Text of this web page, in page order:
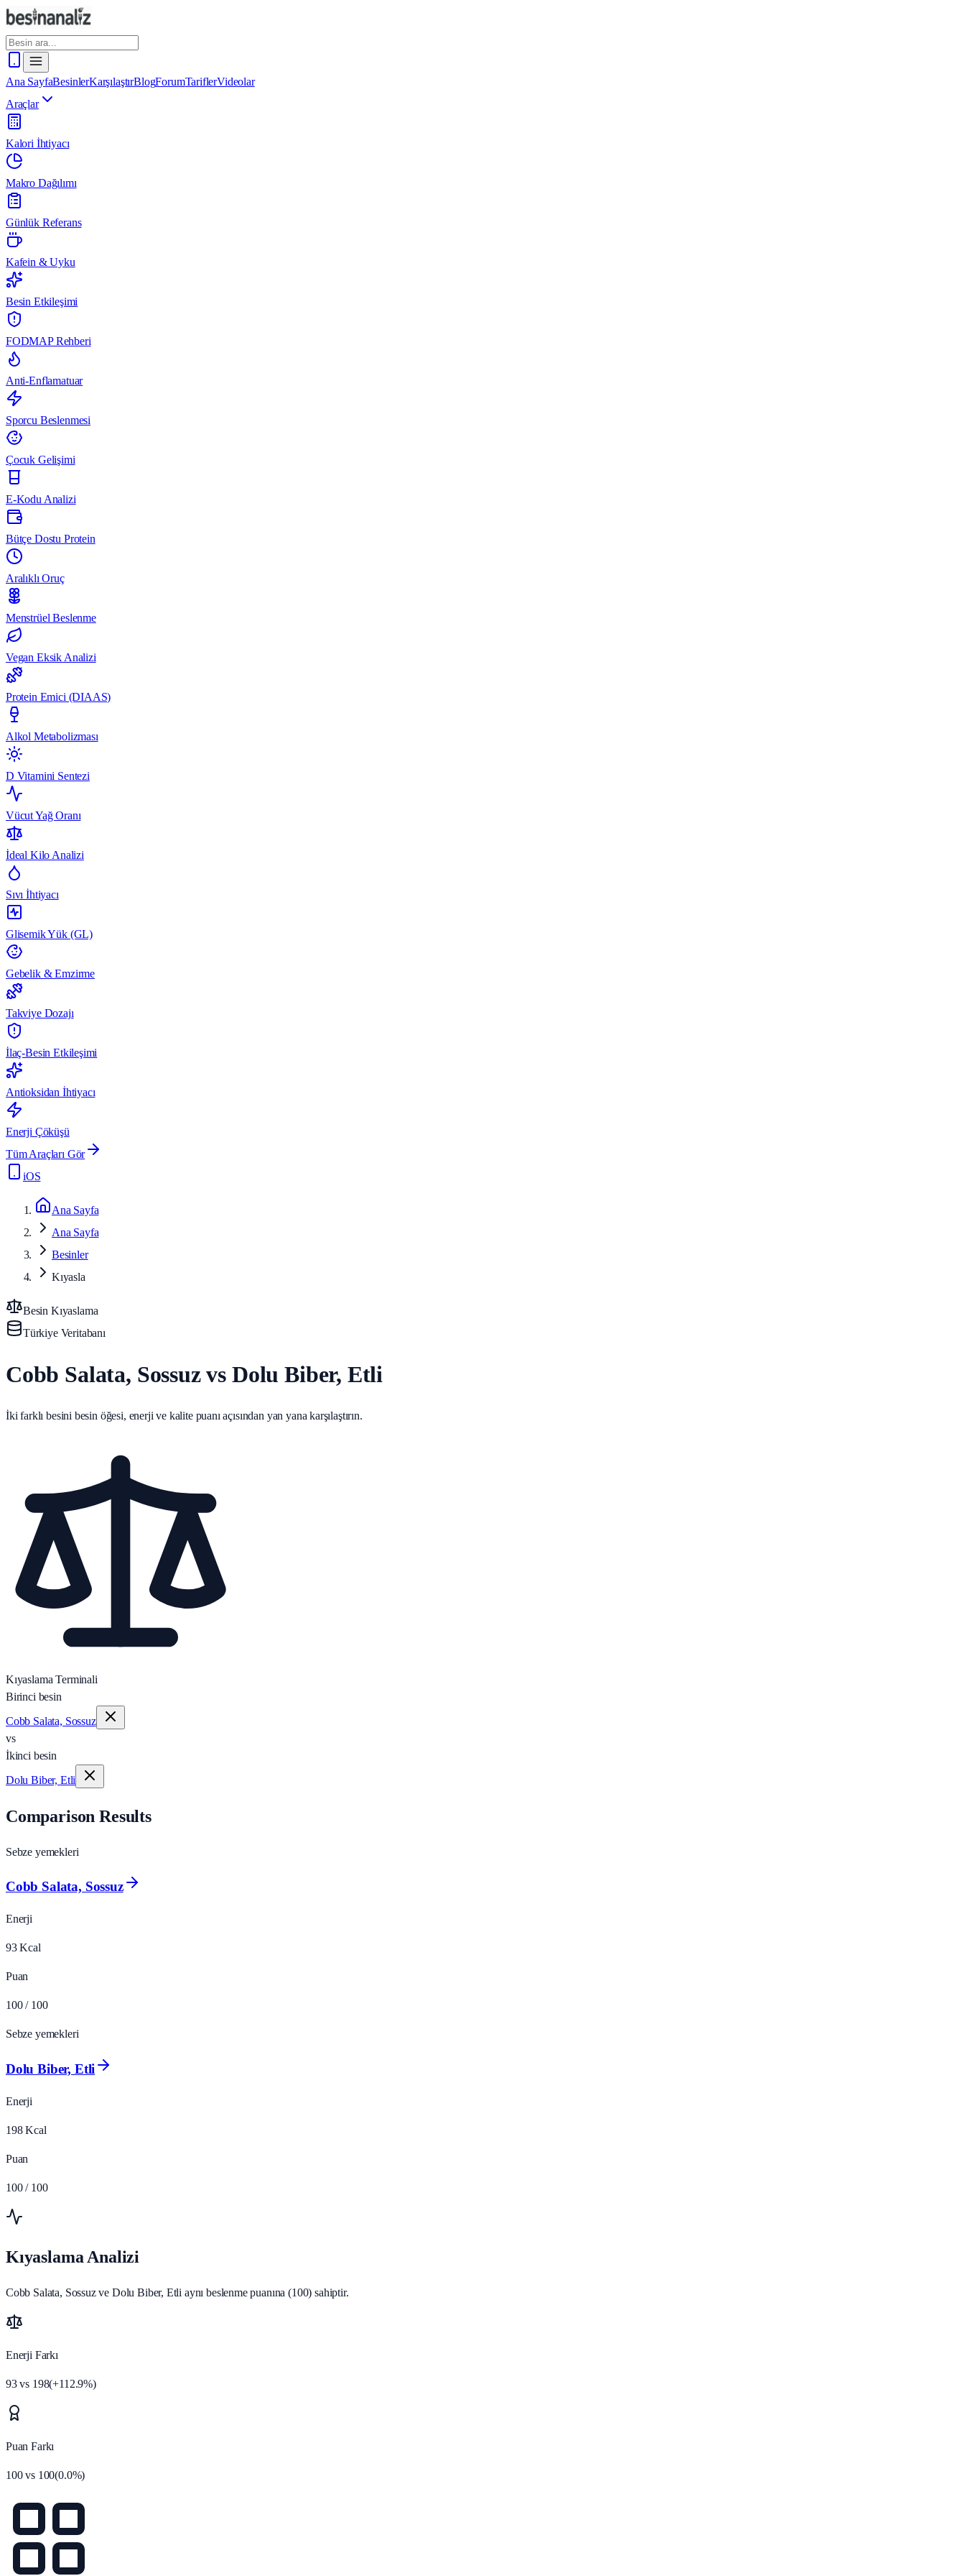
Ana SayfaBesinlerKarşılaştırBlogForumTariflerVideolar
Araçlar
Kalori İhtiyacı
Makro Dağılımı
Günlük Referans
Kafein & Uyku
Besin Etkileşimi
FODMAP Rehberi
Anti-Enflamatuar
Sporcu Beslenmesi
Çocuk Gelişimi
E-Kodu Analizi
Bütçe Dostu Protein
Aralıklı Oruç
Menstrüel Beslenme
Vegan Eksik Analizi
Protein Emici (DIAAS)
Alkol Metabolizması
D Vitamini Sentezi
Vücut Yağ Oranı
İdeal Kilo Analizi
Sıvı İhtiyacı
Glisemik Yük (GL)
Gebelik & Emzirme
Takviye Dozajı
İlaç-Besin Etkileşimi
Antioksidan İhtiyacı
Enerji Çöküşü
Tüm Araçları Gör
iOS
Ana Sayfa
Ana Sayfa
Besinler
Kıyasla
Besin Kıyaslama
Türkiye Veritabanı
Cobb Salata, Sossuz vs Dolu Biber, Etli
İki farklı besini besin öğesi, enerji ve kalite puanı açısından yan yana karşılaştırın.
Kıyaslama Terminali
Birinci besin
Cobb Salata, Sossuz
vs
İkinci besin
Dolu Biber, Etli
Comparison Results
Sebze yemekleri
Cobb Salata, Sossuz
Enerji
93 Kcal
Puan
100 / 100
Sebze yemekleri
Dolu Biber, Etli
Enerji
198 Kcal
Puan
100 / 100
Kıyaslama Analizi
Cobb Salata, Sossuz ve Dolu Biber, Etli aynı beslenme puanına (100) sahiptir.
Enerji Farkı
93vs 198(+112.9%)
Puan Farkı
100vs 100(0.0%)